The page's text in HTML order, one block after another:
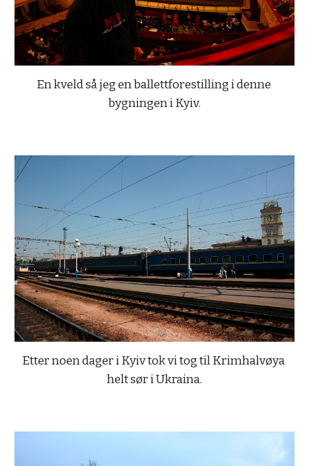
En kveld så jeg en ballettforestilling i denne
bygningen i Kyiv.
Etter noen dager i Kyiv tok vi tog til Krimhalvøya
helt sør i Ukraina.